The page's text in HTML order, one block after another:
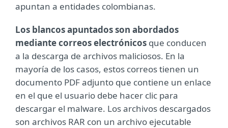
apuntan a entidades colombianas.
Los blancos apuntados son abordados
mediante correos electrónicos que conducen
a la descarga de archivos maliciosos. En la
mayoría de los casos, estos correos tienen un
documento PDF adjunto que contiene un enlace
en el que el usuario debe hacer clic para
descargar el malware. Los archivos descargados
son archivos RAR con un archivo ejecutable